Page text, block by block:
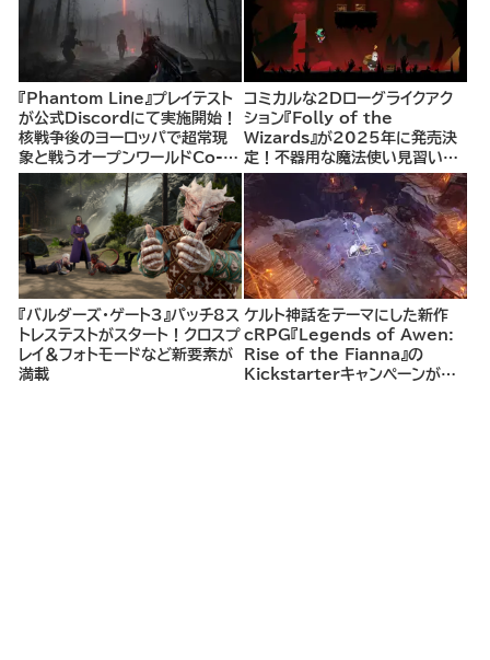
『Phantom Line』プレイテスト
が公式Discordにて実施開始！
核戦争後のヨーロッパで超常現
象と戦うオープンワールドCo-
opシューター
コミカルな2Dローグライクアク
ション『Folly of the
Wizards』が2025年に発売決
定！不器用な魔法使い見習いと
して、ランダム生成ダンジョンを
探索し、世界を救う冒険へ。
『バルダーズ・ゲート3』パッチ8ス
トレステストがスタート！クロスプ
レイ＆フォトモードなど新要素が
満載
ケルト神話をテーマにした新作
cRPG『Legends of Awen:
Rise of the Fianna』の
Kickstarterキャンペーンがま